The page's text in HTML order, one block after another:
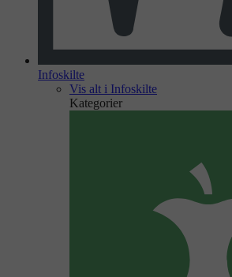
Infoskilte
Vis alt i Infoskilte
Kategorier